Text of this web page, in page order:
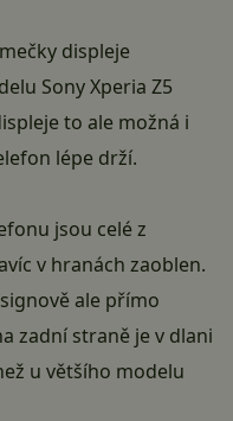
displeje
Sony Xperia Z5
to ale možná i
lépe drží.
jsou celé z
v hranách zaoblen.
ale přímo
zadní straně je v dlani
u většího modelu